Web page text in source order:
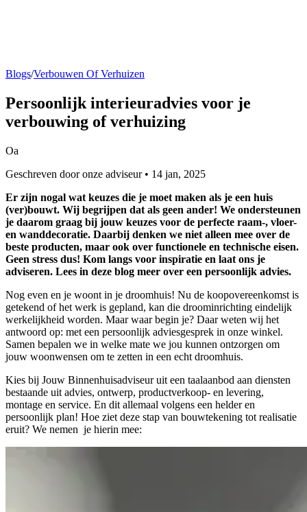
Blogs/Verbouwen Of Verhuizen
Persoonlijk interieuradvies voor je
verbouwing of verhuizing
Oa
Geschreven door onze adviseur • 14 jan, 2025
Er zijn nogal wat keuzes die je moet maken als je een huis
(ver)bouwt. Wij begrijpen dat als geen ander! We ondersteunen
je daarom graag bij jouw keuzes voor de perfecte raam-, vloer-
en wanddecoratie. Daarbij denken we niet alleen mee over de
beste producten, maar ook over functionele en technische eisen.
Geen stress dus! Kom langs voor inspiratie en laat ons je
adviseren. Lees in deze blog meer over een persoonlijk advies.
Nog even en je woont in je droomhuis! Nu de koopovereenkomst is
getekend of het werk is gepland, kan die droominrichting eindelijk
werkelijkheid worden. Maar waar begin je? Daar weten wij het
antwoord op: met een persoonlijk adviesgesprek in onze winkel.
Samen bepalen we in welke mate we jou kunnen ontzorgen om
jouw woonwensen om te zetten in een echt droomhuis.
Kies bij Jouw Binnenhuisadviseur uit een taalaanbod aan diensten
bestaande uit advies, ontwerp, productverkoop- en levering,
montage en service. En dit allemaal volgens een helder en
persoonlijk plan! Hoe ziet deze stap van bouwtekening tot realisatie
eruit? We nemen je hierin mee: